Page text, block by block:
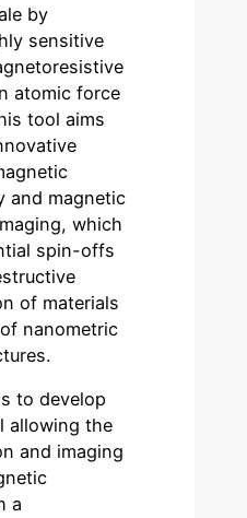
by
sensitive
atomic force
tool aims
and magnetic
which
spin-offs
of materials
nanometric
to develop
allowing the
and imaging
a